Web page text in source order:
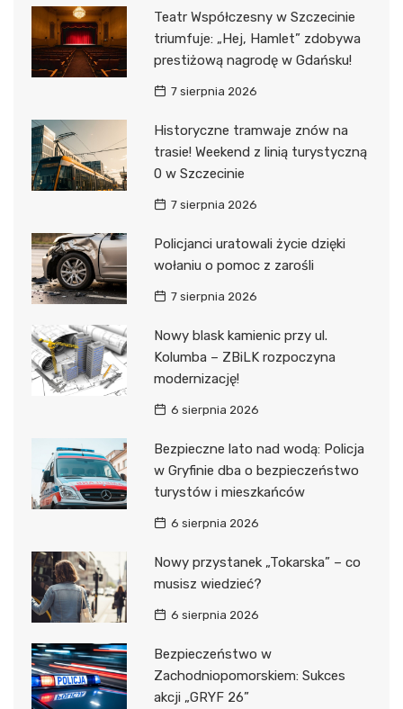
Teatr Współczesny w Szczecinie
triumfuje: „Hej, Hamlet” zdobywa
prestiżową nagrodę w Gdańsku!
7 sierpnia 2026
Historyczne tramwaje znów na
trasie! Weekend z linią turystyczną
0 w Szczecinie
7 sierpnia 2026
Policjanci uratowali życie dzięki
wołaniu o pomoc z zarośli
7 sierpnia 2026
Nowy blask kamienic przy ul.
Kolumba – ZBiLK rozpoczyna
modernizację!
6 sierpnia 2026
Bezpieczne lato nad wodą: Policja
w Gryfinie dba o bezpieczeństwo
turystów i mieszkańców
6 sierpnia 2026
Nowy przystanek „Tokarska” – co
musisz wiedzieć?
6 sierpnia 2026
Bezpieczeństwo w
Zachodniopomorskiem: Sukces
akcji „GRYF 26”